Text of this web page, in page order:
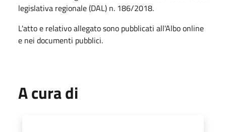
legislativa regionale (DAL) n. 186/2018.
L'atto e relativo allegato sono pubblicati all'Albo online
e nei documenti pubblici.
A cura di